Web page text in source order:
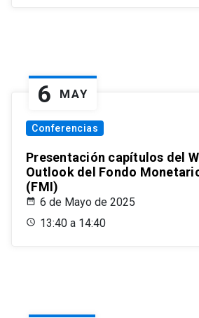
6 MAY
Conferencias
Presentación capítulos del
Outlook del Fondo
(FMI)
6 de Mayo de 2025
13:40 a 14:40